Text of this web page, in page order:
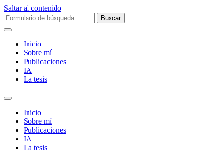
Saltar al contenido
Buscar:
Inicio
Sobre mí­
Publicaciones
IA
La tesis
Alternar
campo
búsqueda
Inicio
Sobre mí­
Publicaciones
IA
La tesis